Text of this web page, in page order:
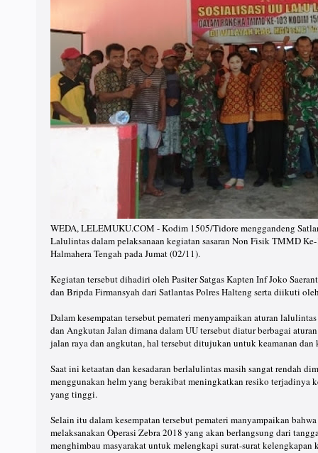
WEDA, LELEMUKU.COM - Kodim 1505/Tidore menggandeng
Lalulintas dalam pelaksanaan kegiatan sasaran Non Fisik TMMD
Halmahera Tengah pada Jumat (02/11).
Kegiatan tersebut dihadiri oleh Pasiter Satgas Kapten Inf Joko
dan Bripda Firmansyah dari Satlantas Polres Halteng serta diikuti
Dalam kesempatan tersebut pemateri menyampaikan aturan
dan Angkutan Jalan dimana dalam UU tersebut diatur berbagai
jalan raya dan angkutan, hal tersebut ditujukan untuk keamanan
Saat ini ketaatan dan kesadaran berlalulintas masih sangat rendah
menggunakan helm yang berakibat meningkatkan resiko terjadinya
yang tinggi.
Selain itu dalam kesempatan tersebut pemateri manyampaikan
melaksanakan Operasi Zebra 2018 yang akan berlangsung dari
menghimbau masyarakat untuk melengkapi surat-surat kelengkapan